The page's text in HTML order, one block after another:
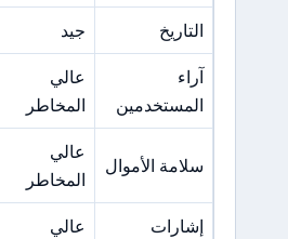
التاريخ
جيد
آراء
المستخدمين
عالي
المخاطر
سلامة الأموال
عالي
المخاطر
إشارات
عالي